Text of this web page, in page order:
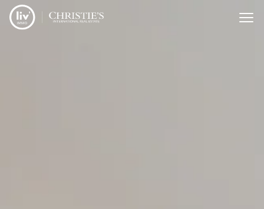
Menu overslaan en naar de inhoud gaan